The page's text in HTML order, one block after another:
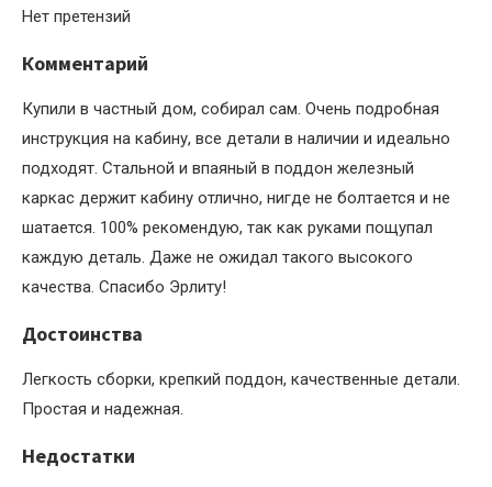
Нет претензий
Комментарий
Купили в частный дом, собирал сам. Очень подробная
инструкция на кабину, все детали в наличии и идеально
подходят. Стальной и впаяный в поддон железный
каркас держит кабину отлично, нигде не болтается и не
шатается. 100% рекомендую, так как руками пощупал
каждую деталь. Даже не ожидал такого высокого
качества. Спасибо Эрлиту!
Достоинства
Легкость сборки, крепкий поддон, качественные детали.
Простая и надежная.
Недостатки